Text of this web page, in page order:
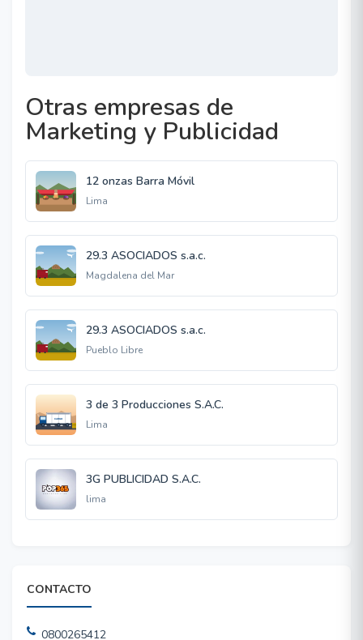
Otras empresas de
Marketing y Publicidad
12 onzas Barra Móvil
Lima
29.3 ASOCIADOS s.a.c.
Magdalena del Mar
29.3 ASOCIADOS s.a.c.
Pueblo Libre
3 de 3 Producciones S.A.C.
Lima
3G PUBLICIDAD S.A.C.
lima
CONTACTO
0800265412